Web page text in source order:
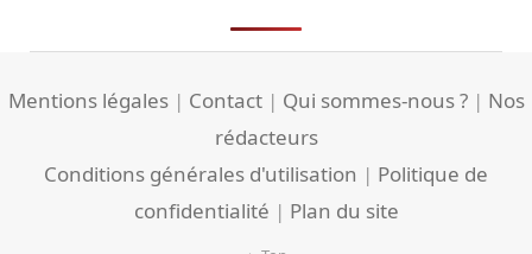
Mentions légales| Contact| Qui sommes-nous ?| Nos
rédacteurs
Conditions générales d'utilisation | Politique de
confidentialité | Plan du site